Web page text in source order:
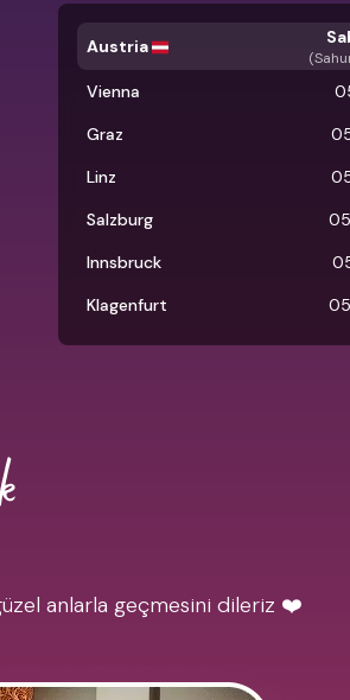
Austria
(
Vienna
Graz
Linz
Salzburg
Innsbruck
Klagenfurt
anlarla geçmesini dileriz ❤️